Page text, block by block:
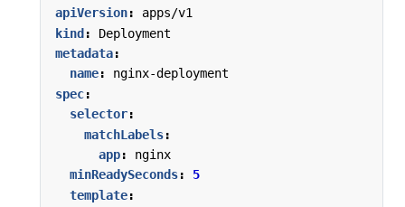
apiVersion:
apps/v1
kind :
Deployment
metadata:
name:
nginx-deployment
spec:
selector:
matchLabels:
app:
nginx
minReadySeconds:
5
template: